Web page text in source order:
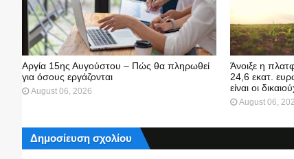
Αργία 15ης Αυγούστου – Πώς θα πληρωθεί
για όσους εργάζονται
August 06, 2026
Άνοιξε η
24,6 εκατ.
είναι οι
August 06,
Δημοσίευση σχολίου